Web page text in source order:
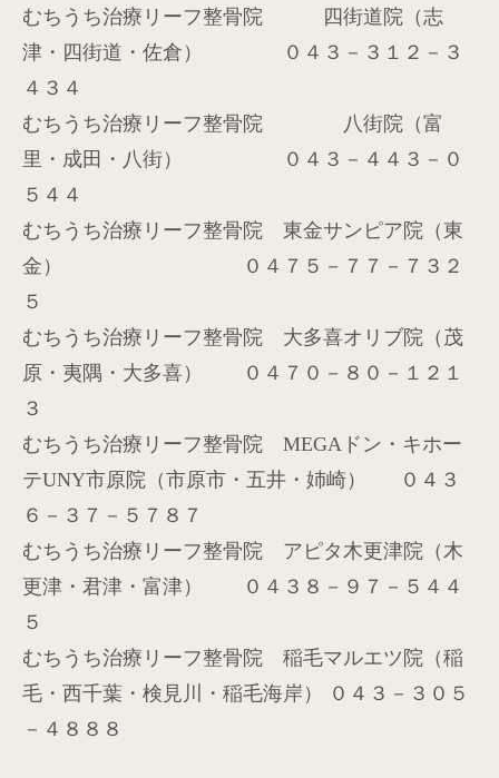
むちうち治療リーフ整骨院 四街道院（志
津・四街道・佐倉） ０４３－３１２－３
４３４
むちうち治療リーフ整骨院 八街院（富
里・成田・八街） ０４３－４４３－０
５４４
むちうち治療リーフ整骨院 東金サンピア院（東
金） ０４７５－７７－７３２
５
むちうち治療リーフ整骨院 大多喜オリブ院（茂
原・夷隅・大多喜） ０４７０－８０－１２１
３
むちうち治療リーフ整骨院 MEGA ドン・キホー
テUNY市原院（市原市・五井・姉崎）
０４３
６－３７－５７８７
むちうち治療リーフ整骨院 アピタ木更津院（木
更津・君津・富津） ０４３８－９７－５４４
５
むちうち治療リーフ整骨院 稲毛マルエツ院（稲
毛・西千葉・検見川・稲毛海岸） ０４３－３０５
－４８８８